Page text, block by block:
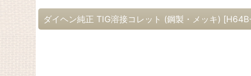
ダイヘン純正 TIG溶接コレット (鋼製・メッキ) [